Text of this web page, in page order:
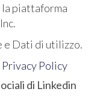
piattaforma
e Dati di utilizzo.
Privacy Policy
di Linkedin